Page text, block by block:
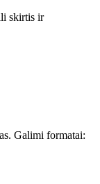
skirtis ir
Galimi formatai: